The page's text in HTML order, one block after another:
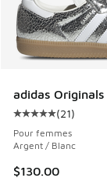
adidas Originals
Cote moyenne
(21)
Pour femmes
Argent / Blanc
$130.00